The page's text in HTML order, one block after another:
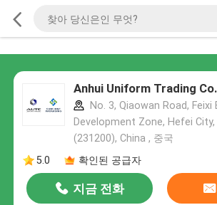
Anhui Uniform Trading
No. 3, Qiaowan Road,
Development Zone, Hefei City,
(231200), China , 중국
5.0
확인된 공급자
지금 전화